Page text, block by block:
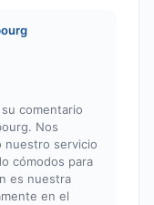
comentario
Nos
nuestro servicio
cómodos para
es nuestra
en el